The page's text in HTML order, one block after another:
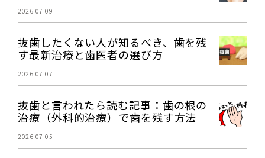
2026.07.09
抜歯したくない人が知るべき、歯を残
す最新治療と歯医者の選び方
2026.07.07
抜歯と言われたら読む記事：歯の根の
治療（外科的治療）で歯を残す方法
2026.07.05